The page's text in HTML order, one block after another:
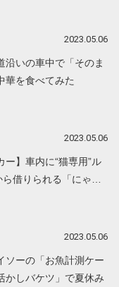
2023.05.06
沿いの車中で「そのま
華を食べてみた
2023.05.06
ー】車内に“猫専用”ル
ら借りられる「にゃ…
2023.05.06
ソーの「お魚計測ケー
かしバケツ」で夏休み